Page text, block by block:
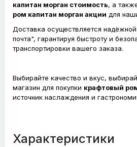
капитан морган стоимость, а
ром капитан морган акции для
Доставка осуществляется
почта", гарантируя быстроту и
транспортировки вашего заказа.
Выбирайте качество и вкус,
магазин для покупки крафтовый
источник наслаждения и
Характеристики